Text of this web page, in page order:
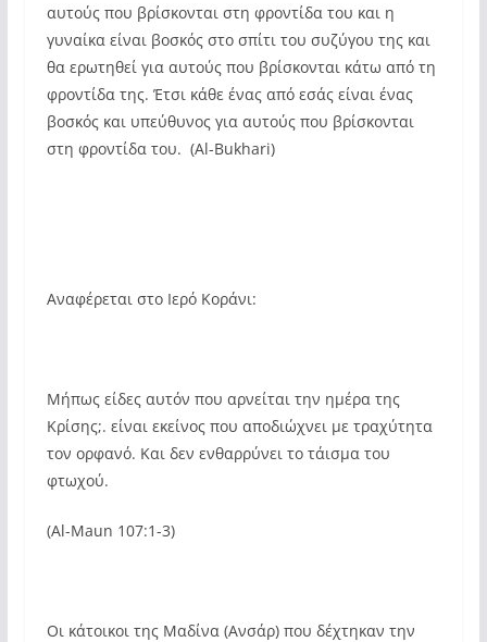
αυτούς που βρίσκονται στη φροντίδα του και η
γυναίκα είναι βοσκός στο σπίτι του συζύγου της και
θα ερωτηθεί για αυτούς που βρίσκονται κάτω από τη
φροντίδα της. Έτσι κάθε ένας από εσάς είναι ένας
βοσκός και υπεύθυνος για αυτούς που βρίσκονται
στη φροντίδα του. (Al-Bukhari)
Αναφέρεται στο Ιερό Κοράνι:
Μήπως είδες αυτόν που αρνείται την ημέρα της
Κρίσης;. είναι εκείνος που αποδιώχνει με τραχύτητα
τον ορφανό. Και δεν ενθαρρύνει το τάισμα του
φτωχού.
(Al-Maun 107:1-3)
Οι κάτοικοι της Μαδίνα (Ανσάρ) που δέχτηκαν την